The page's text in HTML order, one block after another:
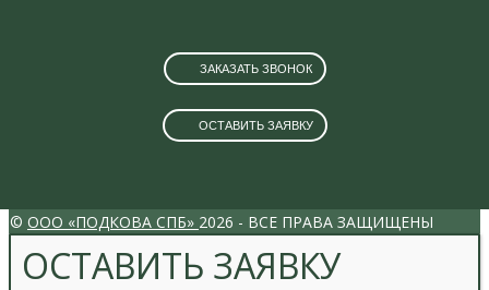
ЗАКАЗАТЬ ЗВОНОК
ОСТАВИТЬ ЗАЯВКУ
© ООО «ПОДКОВА СПБ» 2026 - ВСЕ ПРАВА ЗАЩИЩЕНЫ
ОСТАВИТЬ ЗАЯВКУ